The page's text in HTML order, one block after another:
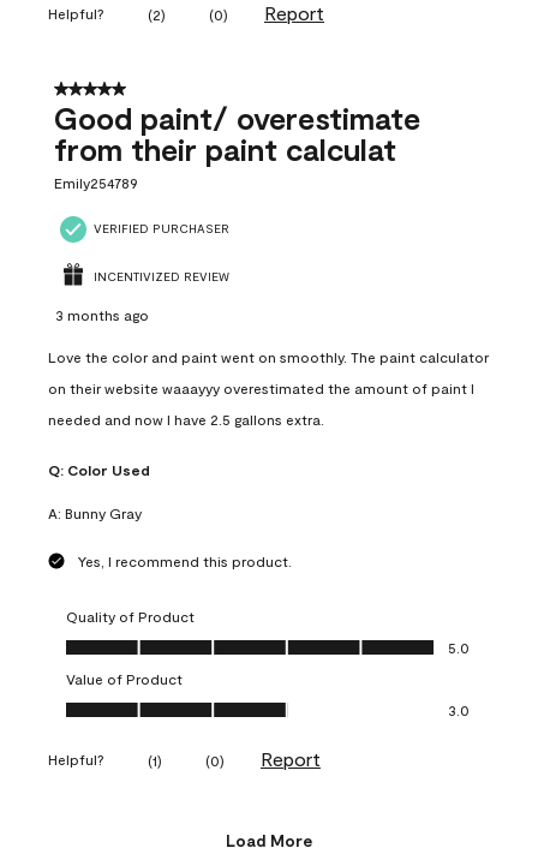
Helpful? (2) (0) Report
5 out of 5 stars.
Good paint/ overestimate
from their paint calculat
Emily254789
VERIFIED PURCHASER
INCENTIVIZED REVIEW
3 months ago
Love the color and paint went on smoothly. The paint calculator
on their website waaayyy overestimated the amount of paint I
needed and now I have 2.5 gallons extra.
Q: Color Used
A: Bunny Gray
Yes, I recommend this product.
Quality of Product
Quality of Product, 5.0 out of 5
5.0
Value of Product
Value of Product, 3.0 out of 5
3.0
Helpful? (1) (0) Report
Load More